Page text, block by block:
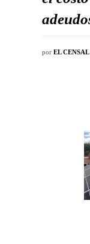
por EL CENSAL